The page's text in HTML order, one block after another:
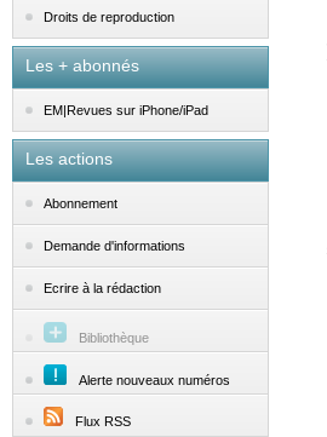
Droits de reproduction
Les + abonnés
EM|Revues sur iPhone/iPad
Les actions
Abonnement
Demande d'informations
Ecrire à la rédaction
Bibliothèque
Alerte nouveaux numéros
Flux RSS